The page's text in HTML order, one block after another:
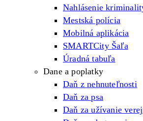
Nahlásenie
Mestská polícia
Mobilná aplikácia
SMARTCity Šaľa
Úradná tabuľa
Dane a poplatky
Daň z nehnuteľnosti
Daň za psa
Daň za užívanie